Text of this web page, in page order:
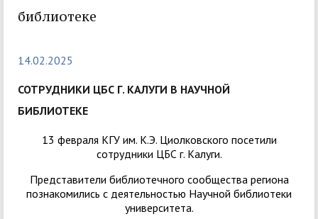
библиотеке
14.02.2025
СОТРУДНИКИ ЦБС Г. КАЛУГИ В НАУЧНОЙ
БИБЛИОТЕКЕ
13 февраля КГУ им. К.Э. Циолковского посетили
сотрудники ЦБС г. Калуги.
Представители библиотечного сообщества региона
познакомились с деятельностью Научной библиотеки
университета.